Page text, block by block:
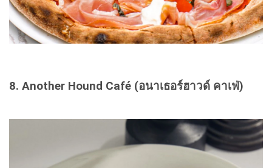
8. Another Hound Café (อนาเธอร์ฮาวด์ คาเฟ่)